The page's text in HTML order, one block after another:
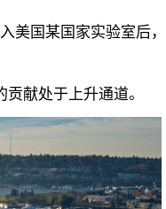
美国某国家实验室后
献处于上升通道。